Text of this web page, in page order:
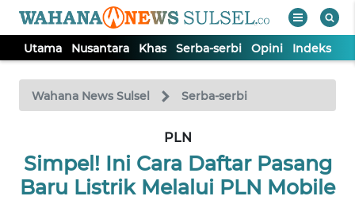
Utama Nusantara Khas Serba-serbi Opini Indeks
Wahana News Sulsel Serba-serbi
PLN
Simpel! Ini Cara Daftar Pasang
Baru Listrik Melalui PLN Mobile
TV
Tutup
NUSANTARA